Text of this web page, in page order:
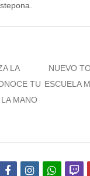
LA
TU
MANO
Next
post:
NUEVO
ESCUELA
facebookinstagram